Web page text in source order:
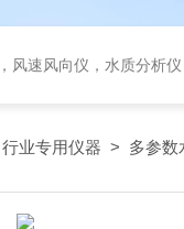
风速风向仪，水质分析
行业专用仪器 > 多参数